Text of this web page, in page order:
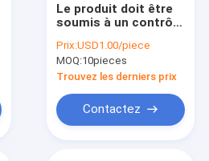
Le produit doit être
soumis à un contrôle
en eau.
Prix:USD1.00/piece
MOQ:10pieces
Trouvez les derniers prix
Contactez